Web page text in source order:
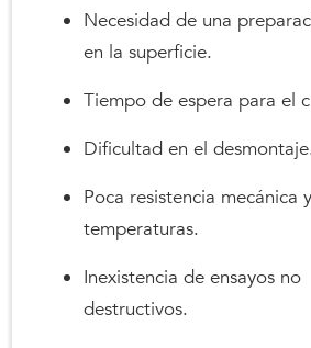
Necesidad de una
en la superficie.
Tiempo de espera para el
Dificultad en el
Poca resistencia mecánica
temperaturas.
Inexistencia de ensayos no
destructivos.